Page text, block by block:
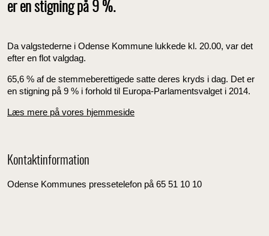
er en stigning på 9 %.
Da valgstederne i Odense Kommune lukkede kl. 20.00, var det
efter en flot valgdag.
65,6 % af de stemmeberettigede satte deres kryds i dag. Det er
en stigning på 9 % i forhold til Europa-Parlamentsvalget i 2014.
Læs mere på vores hjemmeside
Kontaktinformation
Odense Kommunes pressetelefon på 65 51 10 10